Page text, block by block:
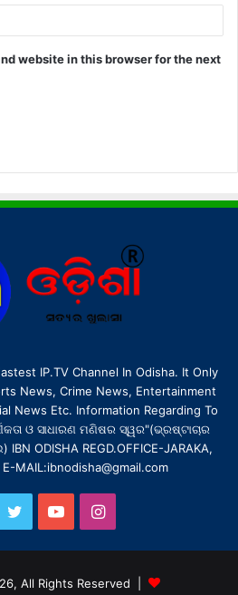
website in this browser for the next
IP.TV Channel In Odisha. It Only
News, Crime News, Entertainment
News Etc. Information Regarding To
ଓ ସାଧାରଣ ମଣିଷର ସ୍ୱର"(ଭ୍ରଷ୍ଟାଚାର
ODISHA REGD.OFFICE-JARAKA,
E-MAIL:ibnodisha@gmail.com
TwitterYouTubeInstagram
All Rights Reserved |